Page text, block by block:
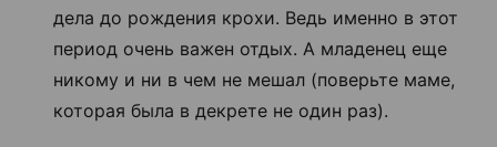
дела до рождения крохи. Ведь именно в этот
период очень важен отдых. А младенец еще
никому и ни в чем не мешал (поверьте маме,
которая была в декрете не один раз).